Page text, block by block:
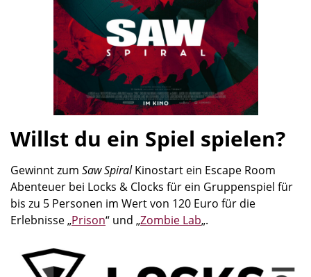
Willst du ein Spiel spielen?
Gewinnt zum Saw SpiralKinostart ein Escape Room
Abenteuer bei Locks & Clocks für ein Gruppenspiel für
bis zu 5 Personen im Wert von 120 Euro für die
Erlebnisse „Prison“ und „Zombie Lab„.